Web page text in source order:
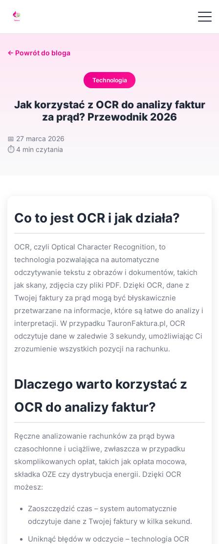
← Powrót do bloga
Technologia
Jak korzystać z OCR do analizy faktur
za prąd? Przewodnik 2026
📅 27 marca 2026
⏱️4 min czytania
Co to jest OCR i jak działa?
OCR, czyli Optical Character Recognition, to
technologia pozwalająca na automatyczne
odczytywanie tekstu z obrazów i dokumentów, takich
jak skany, zdjęcia czy pliki PDF. Dzięki OCR, dane z
Twojej faktury za prąd mogą być błyskawicznie
przetwarzane na informacje, które są łatwe do analizy i
interpretacji. W przypadku TauronFaktura.pl, OCR
odczytuje dane w zaledwie 3 sekundy, umożliwiając Ci
zrozumienie wszystkich pozycji na rachunku.
Dlaczego warto korzystać z
OCR do analizy faktur?
Ręczne analizowanie rachunków za prąd bywa
czasochłonne i uciążliwe, zwłaszcza w przypadku
skomplikowanych opłat, takich jak opłata mocowa,
składka OZE czy dystrybucja energii. Dzięki OCR
możesz:
Zaoszczędzić czas – system automatycznie
odczytuje dane z Twojej faktury w kilka sekund.
Uniknąć błędów w odczycie – technologia OCR